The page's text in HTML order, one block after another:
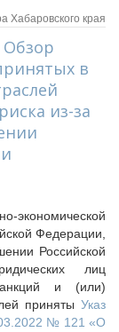
Хабаровского края
Обзор
в
из-за
Федерации,
Российской
лиц
и (или)
приняты Указ
№ 121 «О